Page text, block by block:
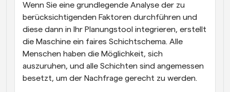
Wenn Sie eine grundlegende Analyse der zu
berücksichtigenden Faktoren durchführen und
diese dann in Ihr Planungstool integrieren, erstellt
die Maschine ein faires Schichtschema. Alle
Menschen haben die Möglichkeit, sich
auszuruhen, und alle Schichten sind angemessen
besetzt, um der Nachfrage gerecht zu werden.